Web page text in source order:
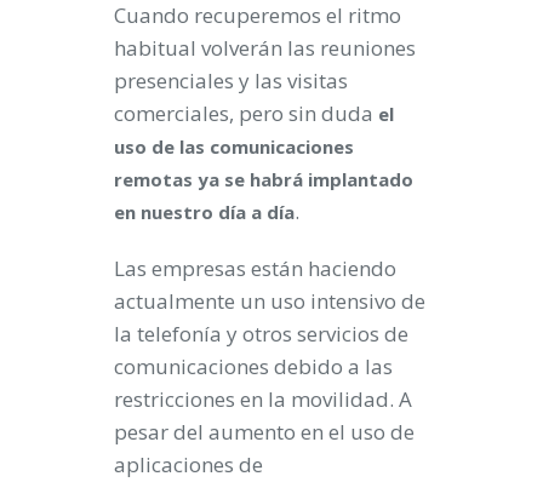
Cuando recuperemos el ritmo
habitual volverán las reuniones
presenciales y las visitas
comerciales, pero sin duda el
uso de las comunicaciones
remotas ya se habrá implantado
en nuestro día a día.
Las empresas están haciendo
actualmente un uso intensivo de
la telefonía y otros servicios de
comunicaciones debido a las
restricciones en la movilidad. A
pesar del aumento en el uso de
aplicaciones de